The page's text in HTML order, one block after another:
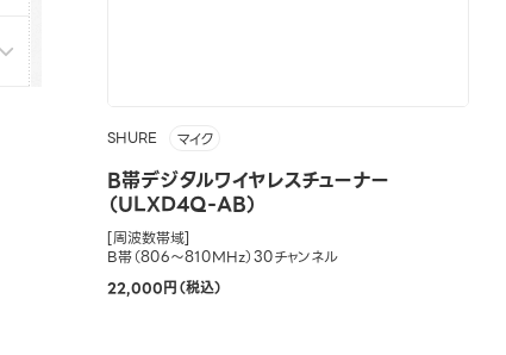
SHURE マイク
B帯デジタルワイヤレスチューナー
（ULXD4Q-AB）
[周波数帯域]
B帯（806～810MHz）30チャンネル
22,000円（税込）